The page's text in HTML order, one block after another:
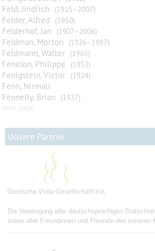
Feld, Jindřich (1925–2007)
Felder, Alfred (1950)
Felderhof, Jan (1907–2006)
Feldman, Morton (1926–1987)
Feldmann, Walter (1965)
Fénelon, Philippe (1952)
Fenigstein, Victor (1924)
Fenn, Nirmali
Fennelly, Brian (1937)
Unsere Partner
Die Vereinigung aller deutschsprachigen
sowie aller Freundinnen und Freunde des sonoren